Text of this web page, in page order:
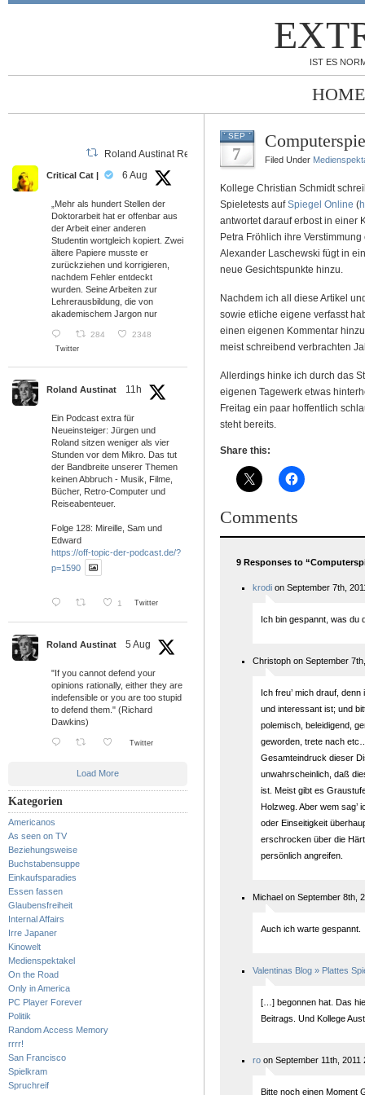
IST ES
HOME
Roland Austinat Retweeted
Critical Cat | 6 Aug
„Mehr als hundert Stellen der
Doktorarbeit hat er offenbar aus
der Arbeit einer anderen
Studentin wortgleich kopiert. Zwei
ältere Papiere musste er
zurückziehen und korrigieren,
nachdem Fehler entdeckt
wurden. Seine Arbeiten zur
Lehrerausbildung, die von
akademischem Jargon nur
284 2348
Twitter
Roland Austinat 11h
Ein Podcast extra für
Neueinsteiger: Jürgen und
Roland sitzen weniger als vier
Stunden vor dem Mikro. Das tut
der Bandbreite unserer Themen
keinen Abbruch - Musik, Filme,
Bücher, Retro-Computer und
Reiseabenteuer.
Folge 128: Mireille, Sam und
Edward
https://off-topic-der-podcast.de/?
p=1590
1 Twitter
Roland Austinat 5 Aug
"If you cannot defend your
opinions rationally, either they are
indefensible or you are too stupid
to defend them." (Richard
Dawkins)
Twitter
Load More
Kategorien
Americanos
As seen on TV
Beziehungsweise
Buchstabensuppe
Einkaufsparadies
Essen fassen
Glaubensfreiheit
Internal Affairs
Irre Japaner
Kinowelt
Medienspektakel
On the Road
Only in America
PC Player Forever
Politik
Random Access Memory
rrrr!
San Francisco
Spielkram
Spruchreif
SEP
7 Filed Under
Kollege Christian Schmidt
Spieletests aufSpiegel Online (
antwortet darauf erbost in einer
Petra Fröhlich ihre
Alexander Laschewski fügt in
neue Gesichtspunkte hinzu.
Nachdem ich all diese Artikel
sowie etliche eigene verfasst
einen eigenen Kommentar
meist schreibend verbrachten
Allerdings hinke ich durch das
eigenen Tagewerk etwas
Freitag ein paar hoffentlich
steht bereits.
Share this:
Comments
9 Responses to
krodi on September 7th,
Ich bin gespannt, was du
Christoph on September
Ich freu’ mich drauf,
und interessant ist; und
polemisch, beleidigend,
geworden, trete nach
Gesamteindruck dieser
unwahrscheinlich, daß
ist. Meist gibt es
Holzweg. Aber wem sag’
oder Einseitigkeit
erschrocken über die
persönlich angreifen.
Michael on September 8th,
Auch ich warte gespannt.
Valentinas Blog » Plattes
[…] begonnen hat. Das
Beitrags. Und Kollege
ro on September 11th, 2011
Bitte noch einen Moment